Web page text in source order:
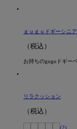
ｇｕｇｕドギーシニ
（税込）
お持ちのguguドギー
リラクッション
（税込）
(2)